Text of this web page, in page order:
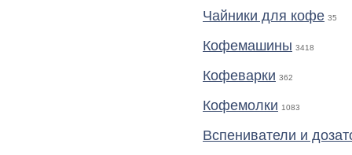
Чайники для кофе 35
Кофемашины 3418
Кофеварки 362
Кофемолки 1083
Вспениватели и